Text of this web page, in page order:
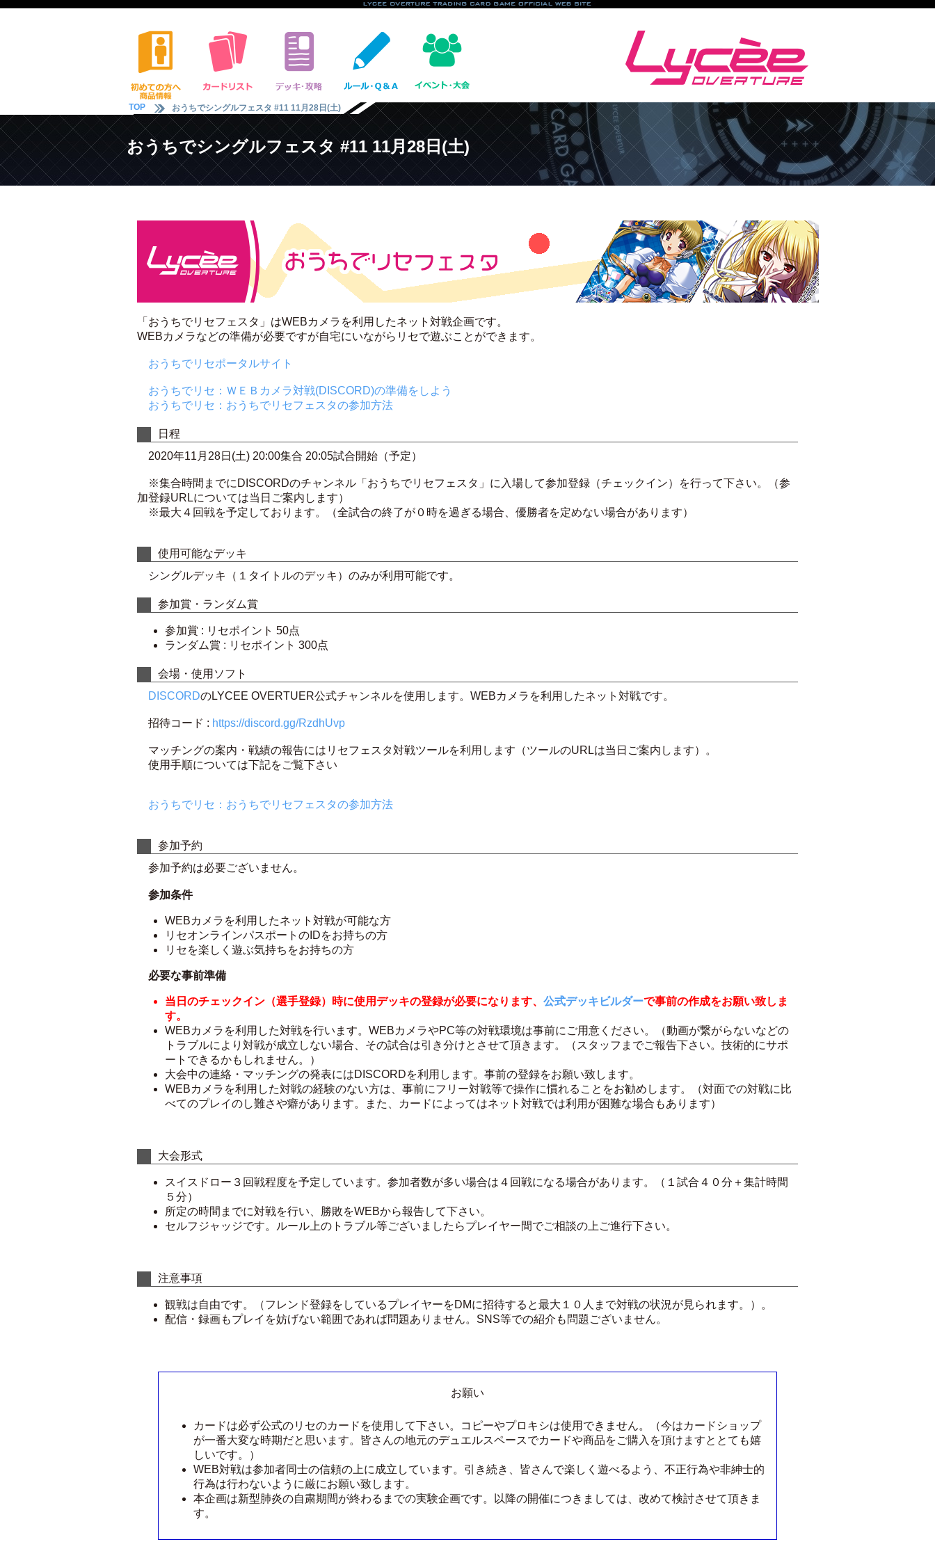
TOP おうちでシングルフェスタ #11 11月28日(土)
おうちでシングルフェスタ #11 11月28日(土)
「おうちでリセフェスタ」はWEBカメラを利用したネット対戦企画です。
WEBカメラなどの準備が必要ですが自宅にいながらリセで遊ぶことができます。
おうちでリセポータルサイト
おうちでリセ：ＷＥＢカメラ対戦(DISCORD)の準備をしよう
おうちでリセ：おうちでリセフェスタの参加方法
日程
2020年11月28日(土) 20:00集合 20:05試合開始（予定）
※集合時間までにDISCORDのチャンネル「おうちでリセフェスタ」に入場して参加登録（チェックイン）を行って下さい。（参
加登録URLについては当日ご案内します）
※最大４回戦を予定しております。（全試合の終了が０時を過ぎる場合、優勝者を定めない場合があります）
使用可能なデッキ
シングルデッキ（１タイトルのデッキ）のみが利用可能です。
参加賞・ランダム賞
参加賞 : リセポイント 50点
ランダム賞 : リセポイント 300点
会場・使用ソフト
DISCORDのLYCEE OVERTUER公式チャンネルを使用します。WEBカメラを利用したネット対戦です。
招待コード : https://discord.gg/RzdhUvp
マッチングの案内・戦績の報告にはリセフェスタ対戦ツールを利用します（ツールのURLは当日ご案内します）。
使用手順については下記をご覧下さい
おうちでリセ：おうちでリセフェスタの参加方法
参加予約
参加予約は必要ございません。
参加条件
WEBカメラを利用したネット対戦が可能な方
リセオンラインパスポートのIDをお持ちの方
リセを楽しく遊ぶ気持ちをお持ちの方
必要な事前準備
当日のチェックイン（選手登録）時に使用デッキの登録が必要になります、 公式デッキビルダーで事前の作成をお願い致しま
す。
WEBカメラを利用した対戦を行います。WEBカメラやPC等の対戦環境は事前にご用意ください。（動画が繋がらないなどの
トラブルにより対戦が成立しない場合、その試合は引き分けとさせて頂きます。（スタッフまでご報告下さい。技術的にサポ
ートできるかもしれません。）
大会中の連絡・マッチングの発表にはDISCORDを利用します。事前の登録をお願い致します。
WEBカメラを利用した対戦の経験のない方は、事前にフリー対戦等で操作に慣れることをお勧めします。（対面での対戦に比
べてのプレイのし難さや癖があります。また、カードによってはネット対戦では利用が困難な場合もあります）
大会形式
スイスドロー３回戦程度を予定しています。参加者数が多い場合は４回戦になる場合があります。（１試合４０分＋集計時間
５分）
所定の時間までに対戦を行い、勝敗をWEBから報告して下さい。
セルフジャッジです。ルール上のトラブル等ございましたらプレイヤー間でご相談の上ご進行下さい。
注意事項
観戦は自由です。（フレンド登録をしているプレイヤーをDMに招待すると最大１０人まで対戦の状況が見られます。）。
配信・録画もプレイを妨げない範囲であれば問題ありません。SNS等での紹介も問題ございません。
お願い
カードは必ず公式のリセのカードを使用して下さい。コピーやプロキシは使用できません。（今はカードショップ
が一番大変な時期だと思います。皆さんの地元のデュエルスペースでカードや商品をご購入を頂けますととても嬉
しいです。）
WEB対戦は参加者同士の信頼の上に成立しています。引き続き、皆さんで楽しく遊べるよう、不正行為や非紳士的
行為は行わないように厳にお願い致します。
本企画は新型肺炎の自粛期間が終わるまでの実験企画です。以降の開催につきましては、改めて検討させて頂きま
す。